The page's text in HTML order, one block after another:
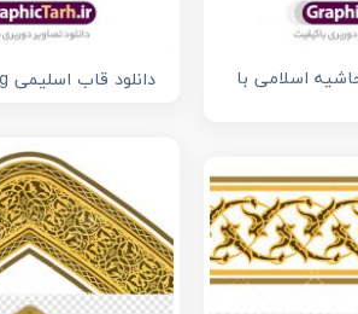
اسلامی با
دانلود قاب اسلیمی png